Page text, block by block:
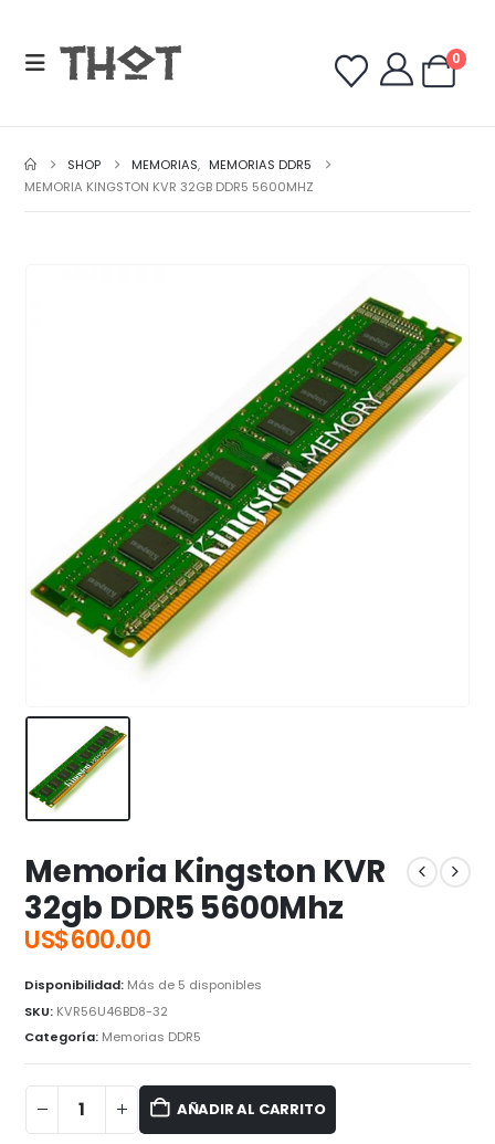
0
SHOP MEMORIAS, MEMORIAS DDR5
MEMORIA KINGSTON KVR 32GB DDR5 5600MHZ
Memoria Kingston KVR
32gb DDR5 5600Mhz
US$600.00
Disponibilidad: Más de 5 disponibles
SKU: KVR56U46BD8-32
Categoría: Memorias DDR5
AÑADIR AL CARRITO